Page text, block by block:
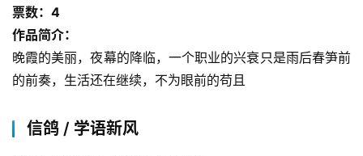
票数：4
作品简介：
晚霞的美丽，夜幕的降临，一个职业的兴衰只是雨后春笋前
的前奏，生活还在继续，不为眼前的苟且
信鸽 / 学语新风